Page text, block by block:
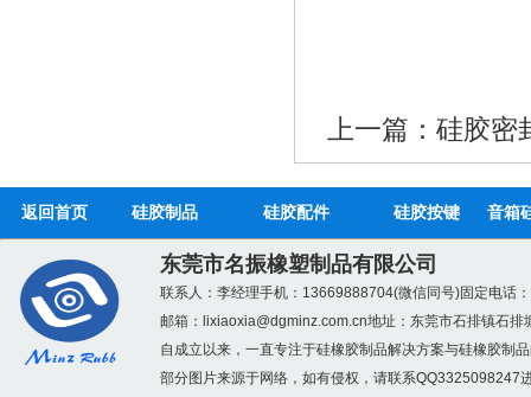
上一篇：硅胶密
硅胶折叠碗_无毒无味
返回首页 硅胶制品 硅胶配件 硅胶按键 音箱
东莞市名振橡塑制品有限公司
联系人：李经理手机：13669888704(微信同号)固定电话
邮箱： lixiaoxia@dgminz.com.cn地址：东莞市石排镇石排
自成立以来，一直专注于硅橡胶制品解决方案与硅橡胶制
部分图片来源于网络，如有侵权，请联系QQ3325098247